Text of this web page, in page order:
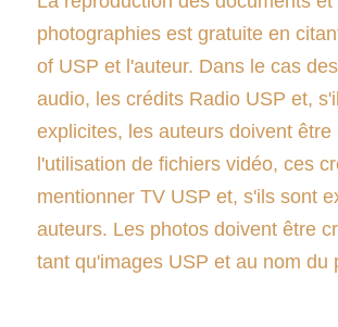
photographies est gratuite en
of USP et l'auteur. Dans le cas
audio, les crédits Radio USP et,
explicites, les auteurs doivent être
l'utilisation de fichiers vidéo, ces
mentionner TV USP et, s'ils sont
auteurs. Les photos doivent être
tant qu'images USP et au nom du